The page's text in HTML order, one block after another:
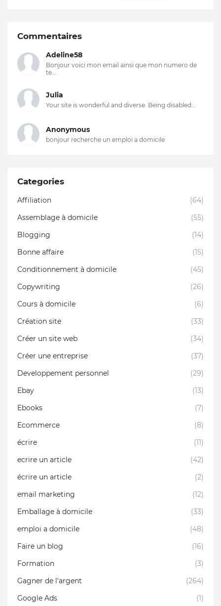
Commentaires
Adeline58
Bonjour voici mon email ainsi que mon numero de
te...
Julia
Your site is wonderful and diverse. Being disabled...
Anonymous
bonjour recherche un emploi a domicile
Categories
Affiliation
(64)
Assemblage à domicile
(55)
Blogging
(14)
Bonne affaire
(15)
Conditionnement à domicile
(45)
Copywriting
(26)
Cours à domicile
(6)
Création site
(33)
Créer un site web
(34)
Créer une entreprise
(37)
Developpement personnel
(29)
Ebay
(13)
Ebooks
(7)
Ecommerce
(8)
écrire
(11)
ecrire un article
(42)
écrire un article
(2)
email marketing
(12)
Emballage à domicile
(33)
emploi a domicile
(48)
Faire un blog
(16)
Formation
(3)
Gagner de l'argent
(264)
Google Ads
(1)